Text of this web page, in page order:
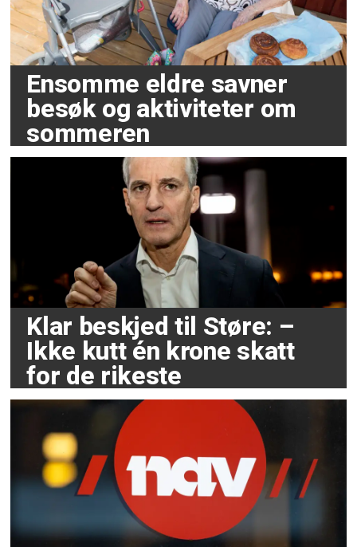
Ensomme eldre savner
besøk og aktiviteter om
sommeren
Klar beskjed til Støre: –
Ikke kutt én krone skatt
for de rikeste